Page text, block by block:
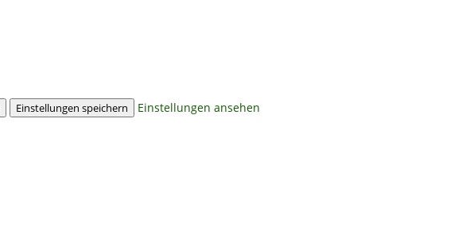
Einstellungen speichern
Einstellungen ansehen